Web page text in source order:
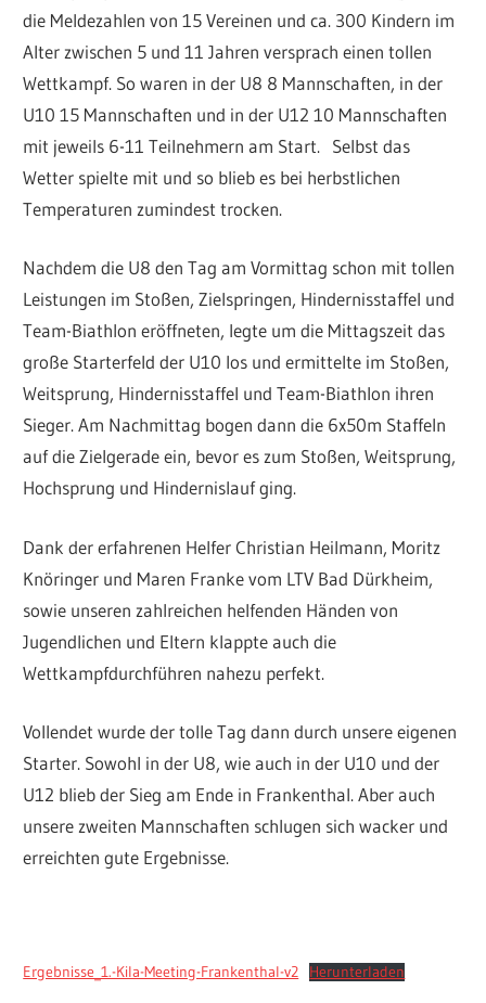
die Meldezahlen von 15 Vereinen und ca. 300 Kindern im
Alter zwischen 5 und 11 Jahren versprach einen tollen
Wettkampf. So waren in der U8 8 Mannschaften, in der
U10 15 Mannschaften und in der U12 10 Mannschaften
mit jeweils 6-11 Teilnehmern am Start. Selbst das
Wetter spielte mit und so blieb es bei herbstlichen
Temperaturen zumindest trocken.
Nachdem die U8 den Tag am Vormittag schon mit tollen
Leistungen im Stoßen, Zielspringen, Hindernisstaffel und
Team-Biathlon eröffneten, legte um die Mittagszeit das
große Starterfeld der U10 los und ermittelte im Stoßen,
Weitsprung, Hindernisstaffel und Team-Biathlon ihren
Sieger. Am Nachmittag bogen dann die 6x50m Staffeln
auf die Zielgerade ein, bevor es zum Stoßen, Weitsprung,
Hochsprung und Hindernislauf ging.
Dank der erfahrenen Helfer Christian Heilmann, Moritz
Knöringer und Maren Franke vom LTV Bad Dürkheim,
sowie unseren zahlreichen helfenden Händen von
Jugendlichen und Eltern klappte auch die
Wettkampfdurchführen nahezu perfekt.
Vollendet wurde der tolle Tag dann durch unsere eigenen
Starter. Sowohl in der U8, wie auch in der U10 und der
U12 blieb der Sieg am Ende in Frankenthal. Aber auch
unsere zweiten Mannschaften schlugen sich wacker und
erreichten gute Ergebnisse.
Ergebnisse_1.-Kila-Meeting-Frankenthal-v2 Herunterladen